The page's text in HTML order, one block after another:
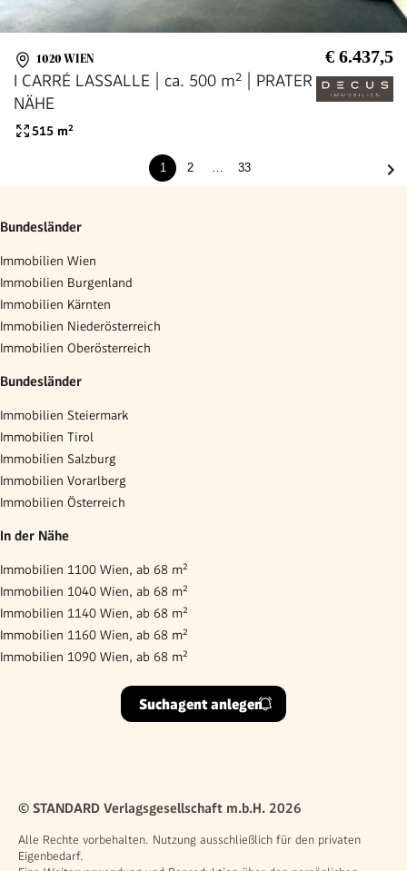
1020 WIEN € 6.437,5
I CARRÉ LASSALLE | ca. 500 m² | PRATER
NÄHE
515 m²
1 2 … 33
Bundesländer
Immobilien Wien
Immobilien Burgenland
Immobilien Kärnten
Immobilien Niederösterreich
Immobilien Oberösterreich
Bundesländer
Immobilien Steiermark
Immobilien Tirol
Immobilien Salzburg
Immobilien Vorarlberg
Immobilien Österreich
In der Nähe
Immobilien 1100 Wien, ab 68 m²
Immobilien 1040 Wien, ab 68 m²
Immobilien 1140 Wien, ab 68 m²
Immobilien 1160 Wien, ab 68 m²
Immobilien 1090 Wien, ab 68 m²
Suchagent anlegen
© STANDARD Verlagsgesellschaft m.b.H. 2026
Alle Rechte vorbehalten. Nutzung ausschließlich für den privaten
Eigenbedarf.